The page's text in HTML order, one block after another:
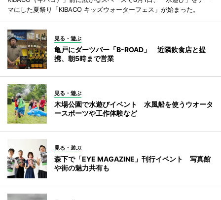
マにした夏祭り「KIBACO キッズウォーターフェス」が始まった。
見る・遊ぶ
亀戸にダーツバー「B-ROAD」 近隣飲食店と提
携、朝5時まで営業
見る・遊ぶ
木場公園で水遊びイベント 水風船を使うウオータ
ースポーツや工作体験など
見る・遊ぶ
森下で「EYE MAGAZINE」刊行イベント 写真館
や街の魅力共有も